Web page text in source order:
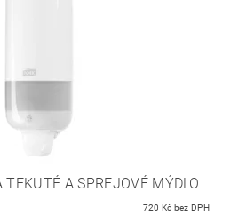
A SPREJOVÉ MÝDLO
720 Kč bez DPH